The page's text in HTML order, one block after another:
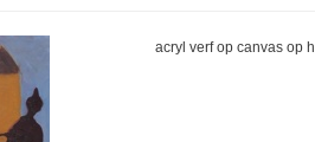
acryl verf op canvas op